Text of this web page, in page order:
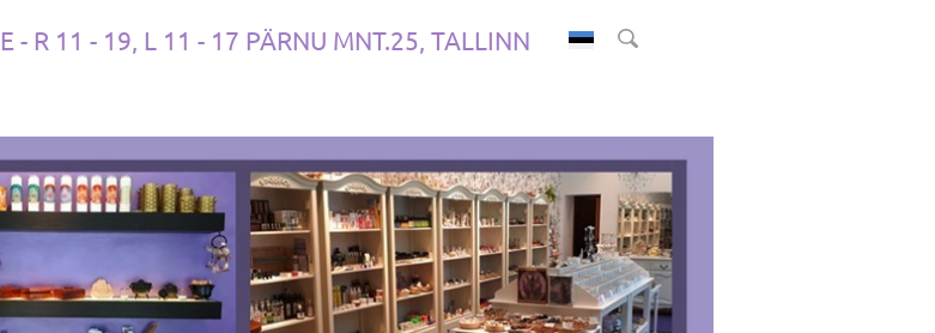
E - R 11 - 19, L 11 - 17 PÄRNU MNT.25, TALLINN